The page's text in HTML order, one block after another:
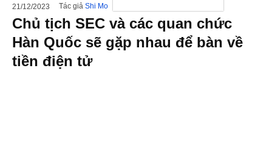
21/12/2023 Tác giả Shi Mo
Chủ tịch SEC và các quan chức
Hàn Quốc sẽ gặp nhau để bàn về
tiền điện tử